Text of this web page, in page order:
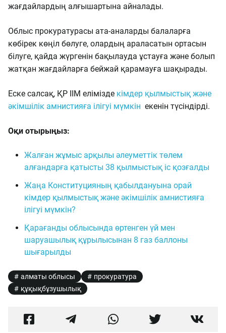
жағдайлардың алғышартына айналады.
Облыс прокуратурасы ата-аналарды балаларға
көбірек көңіл бөлуге, олардың араласатын ортасын
білуге, қайда жүргенін бақылауда ұстауға және болып
жатқан жағдайларға бейжай қарамауға шақырады.
Еске салсақ, ҚР ІІМ елімізде кімдер қылмыстық және
әкімшілік амнистияға ілігуі мүмкін екенін түсіндірді.
Оқи отырыңыз:
Жалған жұмыс арқылы әлеуметтік төлем
алғандарға қатысты 38 қылмыстық іс қозғалды
Жаңа Конституцияның қабылдануына орай
кімдер қылмыстық және әкімшілік амнистияға
ілігуі мүмкін?
Қарағанды облысында өртенген үй мен
шаруашылық құрылысынан 8 газ баллоны
шығарылды
алматы облысы
прокуратура
құқықбұзушылық